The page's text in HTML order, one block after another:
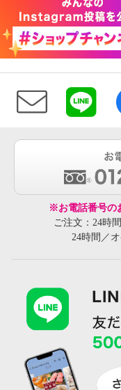
※お電話番号の
ご注文：24時
24時間／